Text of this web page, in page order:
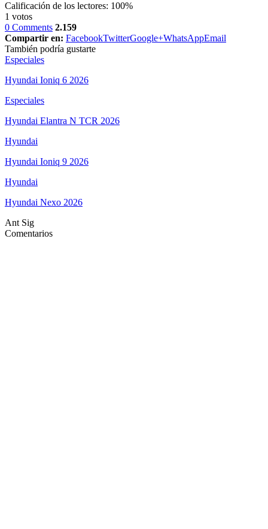
Calificación de los lectores: 100%
1 votos
0 Comments 2.159
Compartir en: FacebookTwitterGoogle+WhatsAppEmail
También podría gustarte
Especiales
Hyundai Ioniq 6 2026
Especiales
Hyundai Elantra N TCR 2026
Hyundai
Hyundai Ioniq 9 2026
Hyundai
Hyundai Nexo 2026
Ant Sig
Comentarios